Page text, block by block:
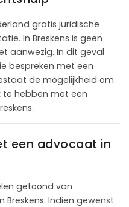
gratis juridische
In Breskens is geen
aanwezig. In dit geval
bespreken met een
de mogelijkheid om
te hebben met een
een advocaat in
getoond van
Indien gewenst